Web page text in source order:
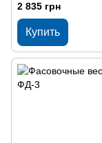
2 835 грн
Купить